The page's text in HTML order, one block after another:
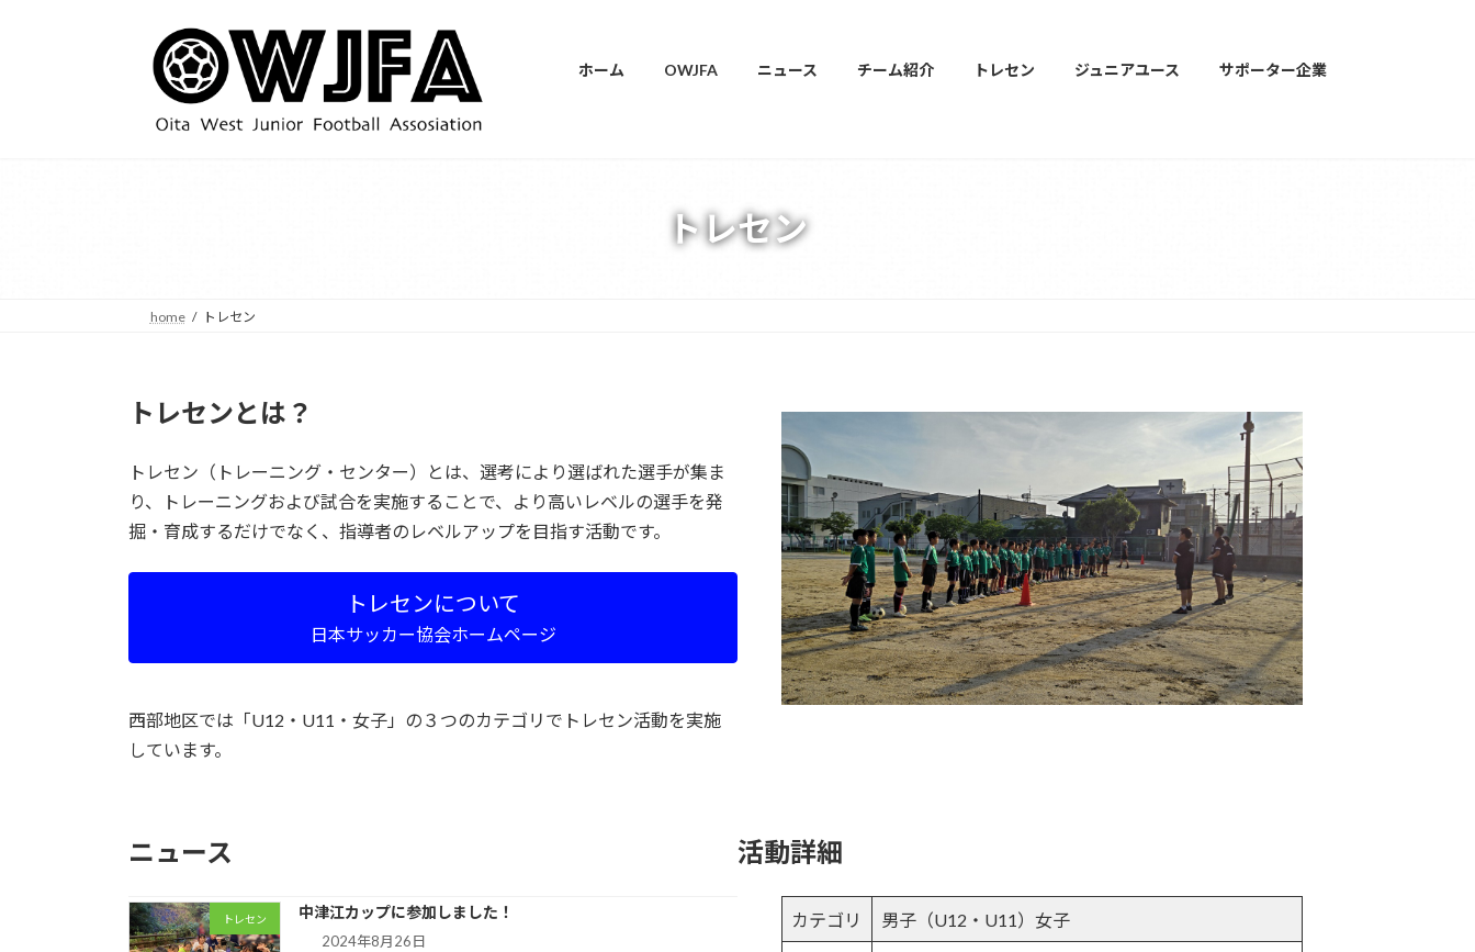
ホーム OWJFA ニュース チーム紹介 トレセン ジュニアユース サポーター企業
トレセン
home トレセン
トレセンとは？
トレセン（トレーニング・センター）とは、選考により選ばれた選手が集ま
り、トレーニングおよび試合を実施することで、より高いレベルの選手を発
掘・育成するだけでなく、指導者のレベルアップを目指す活動です。
トレセンについて
日本サッカー協会ホームページ
西部地区では「U12・U11・女子」の３つのカテゴリでトレセン活動を実施
しています。
ニュース
トレセン 中津江カップに参加しました！
2024年8月26日
活動詳細
カテゴリ 男子（U12・U11）女子